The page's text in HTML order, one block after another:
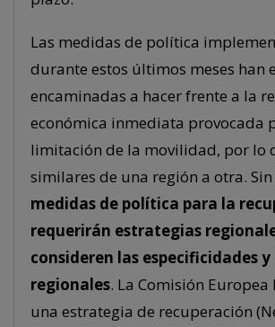
Las medidas de política
durante estos últimos meses han
encaminadas a hacer frente a la
económica inmediata provocada
limitación de la movilidad, por lo
similares de una región a otra.
medidas de política para la
requerirán estrategias
consideren las especificidades
regionales. La Comisión Europea
una estrategia de recuperación